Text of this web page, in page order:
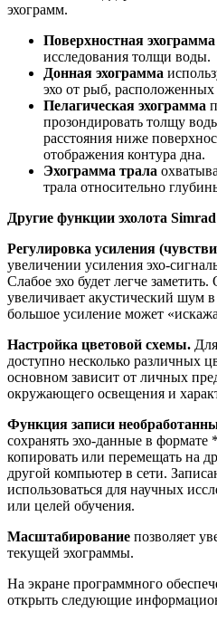
эхограмм.
Поверхностная эхограмма
исследования толщи воды.
Донная эхограмма
эхо от рыб, расположенных
Пелагическая эхограмма
прозондировать толщу
расстояния ниже
отображения контура дна.
Эхограмма трала
трала относительно
Другие функции эхолота
Регулировка усиления
увеличении усиления эхо-
Слабое эхо будет легче
увеличивает акустический шум
большое усиление может
Настройка цветовой схемы.
доступно несколько различных
основном зависит от личных
окружающего освещения и
Функция записи
сохранять эхо-данные в
копировать или перемещать на
другой компьютер в сети.
использоваться для научных
или целей обучения.
Масштабирование позволяет
текущей эхограммы.
На экране программного
открыть следующие